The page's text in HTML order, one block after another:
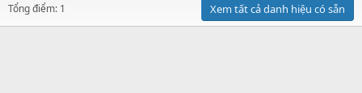
Tổng điểm: 1 Xem tất cả danh hiệu có sẵn